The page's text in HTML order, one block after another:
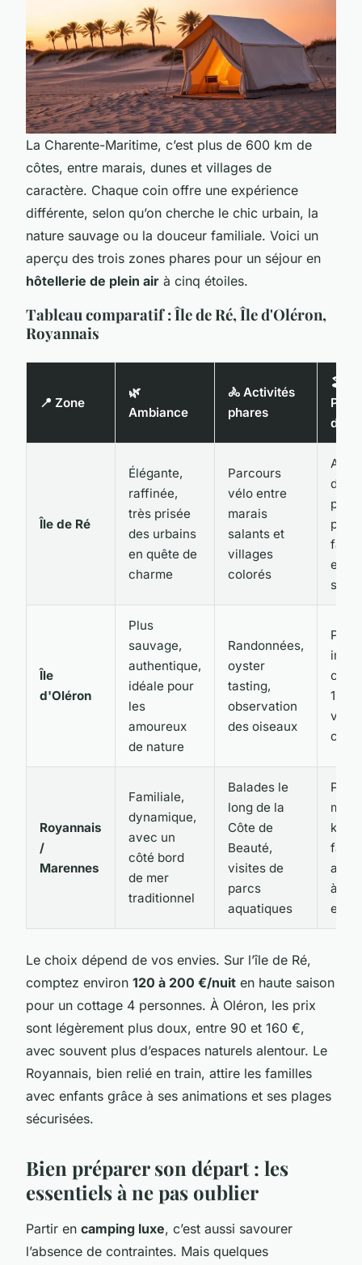
La Charente-Maritime, c’est plus de 600 km de
côtes, entre marais, dunes et villages de
caractère. Chaque coin offre une expérience
différente, selon qu’on cherche le chic urbain, la
nature sauvage ou la douceur familiale. Voici un
aperçu des trois zones phares pour un séjour en
hôtellerie de plein air à cinq étoiles.
Tableau comparatif : Île de Ré, Île d'Oléron,
Royannais
📍 Zone
🌿
Ambiance
🚴 Activités
phares
🏖️
des
Île de Ré
Élégante,
raffinée,
très prisée
des urbains
en quête de
charme
Parcours
vélo entre
marais
salants et
villages
colorés
et
Île
d'Oléron
Plus
sauvage,
authentique,
idéale pour
les
amoureux
de nature
Randonnées,
oyster
tasting,
observation
des oiseaux
10
vélo
Royannais
/
Marennes
Familiale,
dynamique,
avec un
côté bord
de mer
traditionnel
Balades le
long de la
Côte de
Beauté,
visites de
parcs
aquatiques
km,
à
en
Le choix dépend de vos envies. Sur l’île de Ré,
comptez environ 120 à 200 €/nuit en haute saison
pour un cottage 4 personnes. À Oléron, les prix
sont légèrement plus doux, entre 90 et 160 €,
avec souvent plus d’espaces naturels alentour. Le
Royannais, bien relié en train, attire les familles
avec enfants grâce à ses animations et ses plages
sécurisées.
Bien préparer son départ : les
essentiels à ne pas oublier
Partir en camping luxe, c’est aussi savourer
l’absence de contraintes. Mais quelques